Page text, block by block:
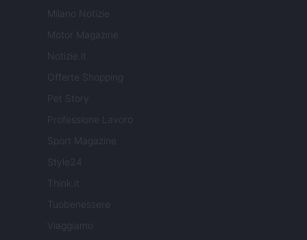
Milano Notizie
Motor Magazine
Notizie.it
Offerte Shopping
Pet Story
Professione Lavoro
Sport Magazine
Style24
Think.it
Tuobenessere
Viaggiamo